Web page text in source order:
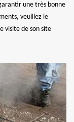
une très bonne
veuillez le
visite de son site